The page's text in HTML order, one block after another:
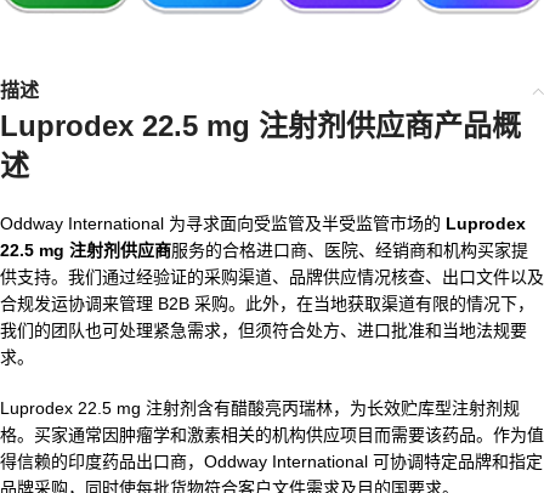
描述
Luprodex 22.5 mg 注射剂供应商产品概
述
Oddway International 为寻求面向受监管及半受监管市场的 Luprodex
22.5 mg 注射剂供应商服务的合格进口商、医院、经销商和机构买家提
供支持。我们通过经验证的采购渠道、品牌供应情况核查、出口文件以及
合规发运协调来管理 B2B 采购。此外，在当地获取渠道有限的情况下，
我们的团队也可处理紧急需求，但须符合处方、进口批准和当地法规要
求。
Luprodex 22.5 mg 注射剂含有醋酸亮丙瑞林，为长效贮库型注射剂规
格。买家通常因肿瘤学和激素相关的机构供应项目而需要该药品。作为值
得信赖的印度药品出口商，Oddway International 可协调特定品牌和指定
品牌采购，同时使每批货物符合客户文件需求及目的国要求。